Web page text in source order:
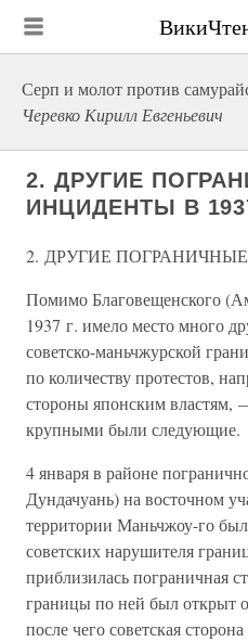
Серп и молот против
Черевко Кирилл Евгеньевич
2. ДРУГИЕ
ИНЦИДЕНТЫ В
2. ДРУГИЕ
Помимо Благовещенского
1937 г. имело место много
советско-маньчжурской
по количеству протестов,
стороны японским властям,
крупными были следующие.
4 января в районе
Дундачуань) на восточном
территории Маньчжоу-го
советских нарушителя
приблизилась пограничная
границы по ней был открыт
после чего советская